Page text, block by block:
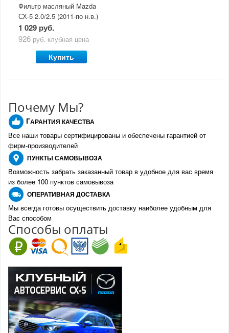
Фильтр масляный Mazda
СХ-5 2.0/2.5 (2011-по н.в.)
1 029 руб.
926 руб. клубная цена
Купить
Почему Мы?
ГАРАНТИЯ КАЧЕСТВА
Все наши товары сертифицированы и обеспечены гарантией от
фирм-производителей
ПУНКТЫ САМОВЫВОЗА
Возможность забрать заказанный товар в удобное для вас время
из более 100 пунктов самовывоза
ОПЕРАТИВНАЯ ДОСТАВКА
Мы всегда готовы осуществить доставку наиболее удобным для
Вас способом
Способы оплаты